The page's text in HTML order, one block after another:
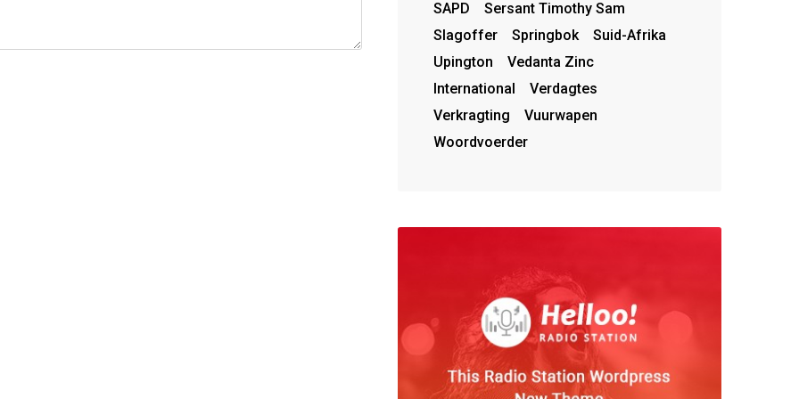
SAPD
Sersant Timothy Sam
Slagoffer
Springbok
Suid-Afrika
Upington
Vedanta Zinc
International
Verdagtes
Verkragting
Vuurwapen
Woordvoerder